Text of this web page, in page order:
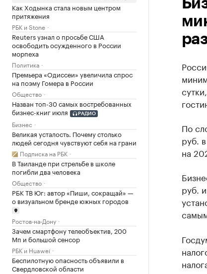
Как Ходынка стала новым центром
притяжения
РБК и Stone
Reuters узнал о просьбе США
освободить осужденного в России
морпеха
Политика
Премьера «Одиссеи» увеличила спрос
на поэму Гомера в России
Общество
Назван топ-30 самых востребованных
бизнес-книг июля
РАДИО
Бизнес
Великая усталость. Почему столько
людей сегодня чувствуют себя на грани
Подписка на РБК
В Таиланде при стрельбе в школе
погибли два человека
Общество
РБК ТВ Юг: автор «Пиши, сокращай» —
о визуальном бренде южных городов
Ростов-на-Дону
Зачем смартфону телеобъектив, 200
Мп и большой сенсор
РБК и Huawei
Беспилотную опасность объявили в
Свердловской области
По
руб.
на
руб.